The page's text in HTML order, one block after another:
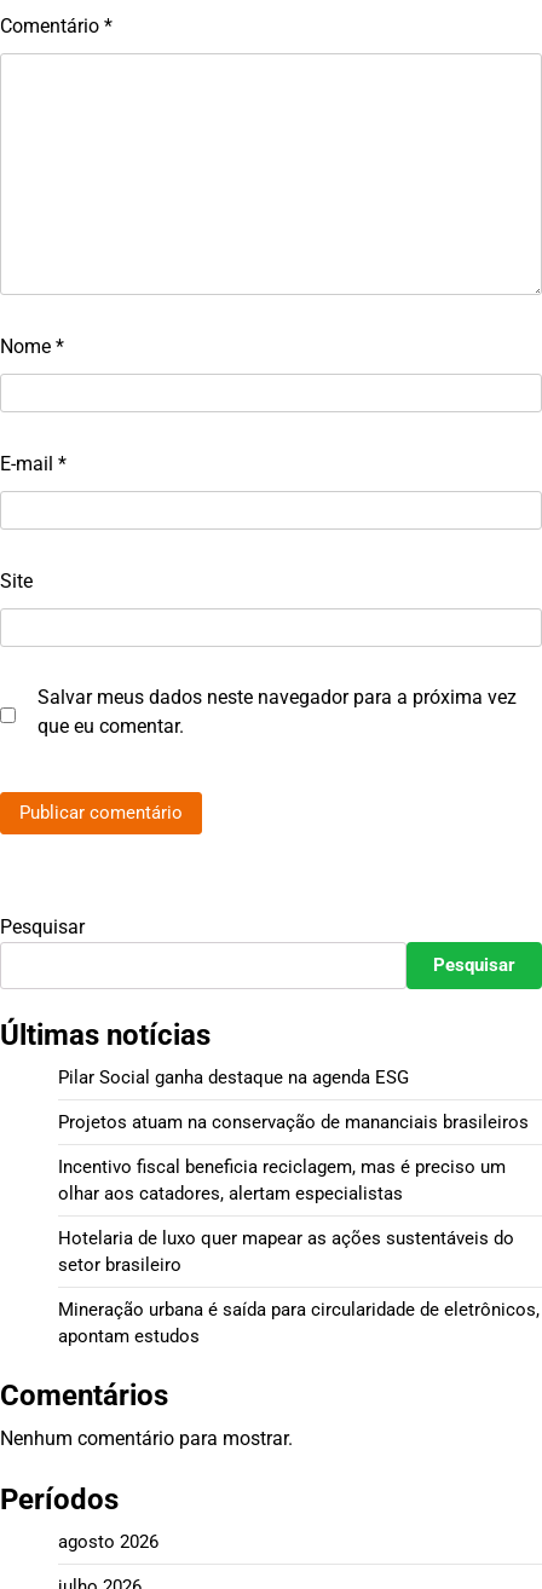
Comentário *
Nome *
E-mail *
Site
Salvar meus dados neste navegador para a próxima vez
que eu comentar.
Pesquisar
Pesquisar
Últimas notícias
Pilar Social ganha destaque na agenda ESG
Projetos atuam na conservação de mananciais brasileiros
Incentivo fiscal beneficia reciclagem, mas é preciso um
olhar aos catadores, alertam especialistas
Hotelaria de luxo quer mapear as ações sustentáveis do
setor brasileiro
Mineração urbana é saída para circularidade de eletrônicos,
apontam estudos
Comentários
Nenhum comentário para mostrar.
Períodos
agosto 2026